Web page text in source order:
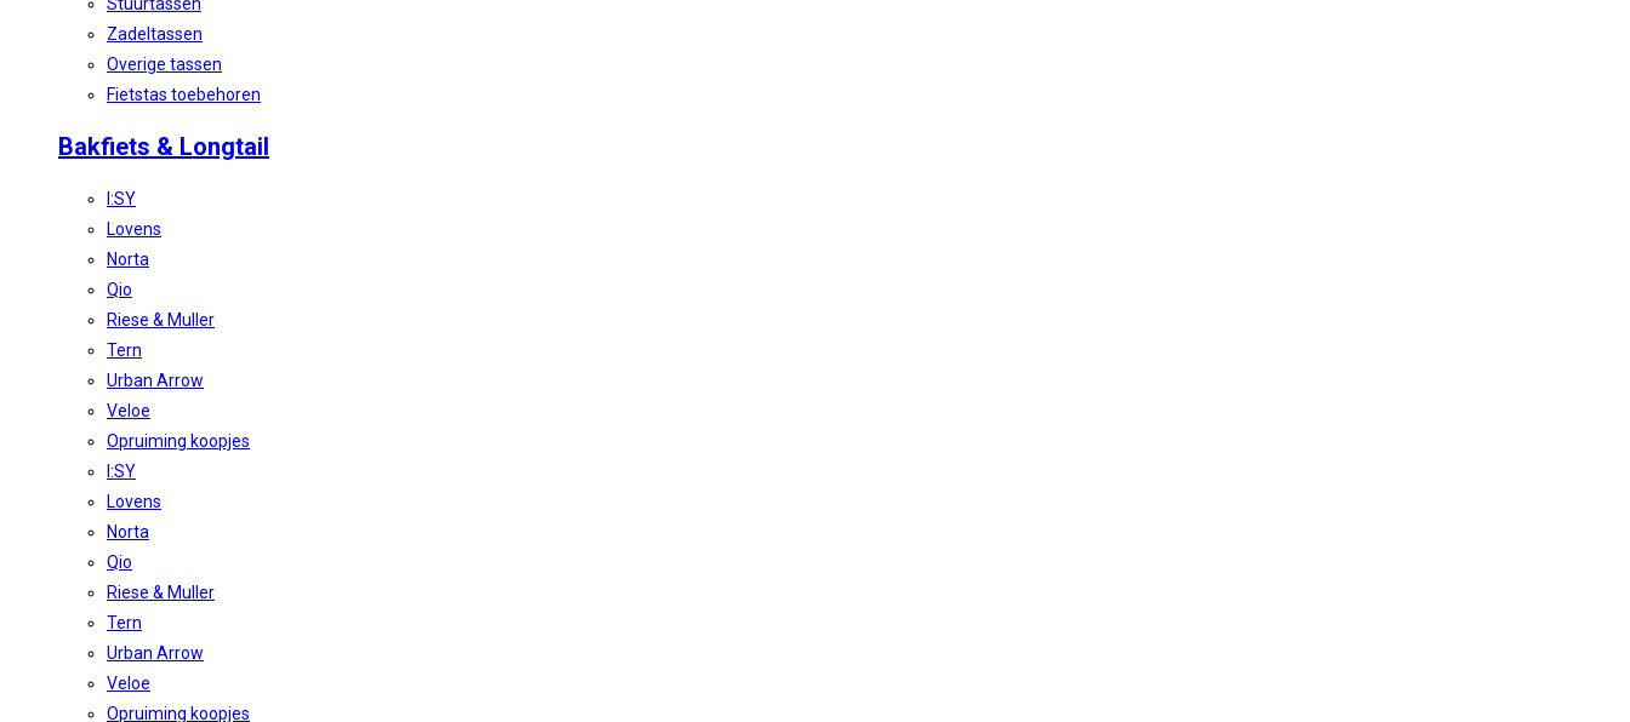
Zadeltassen
Overige tassen
Fietstas toebehoren
Bakfiets & Longtail
I:SY
Lovens
Norta
Qio
Riese & Muller
Tern
Urban Arrow
Veloe
Opruiming koopjes
I:SY
Lovens
Norta
Qio
Riese & Muller
Tern
Urban Arrow
Veloe
Opruiming koopjes